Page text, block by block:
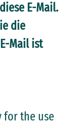
E-Mail.
die
Mail ist
for the use